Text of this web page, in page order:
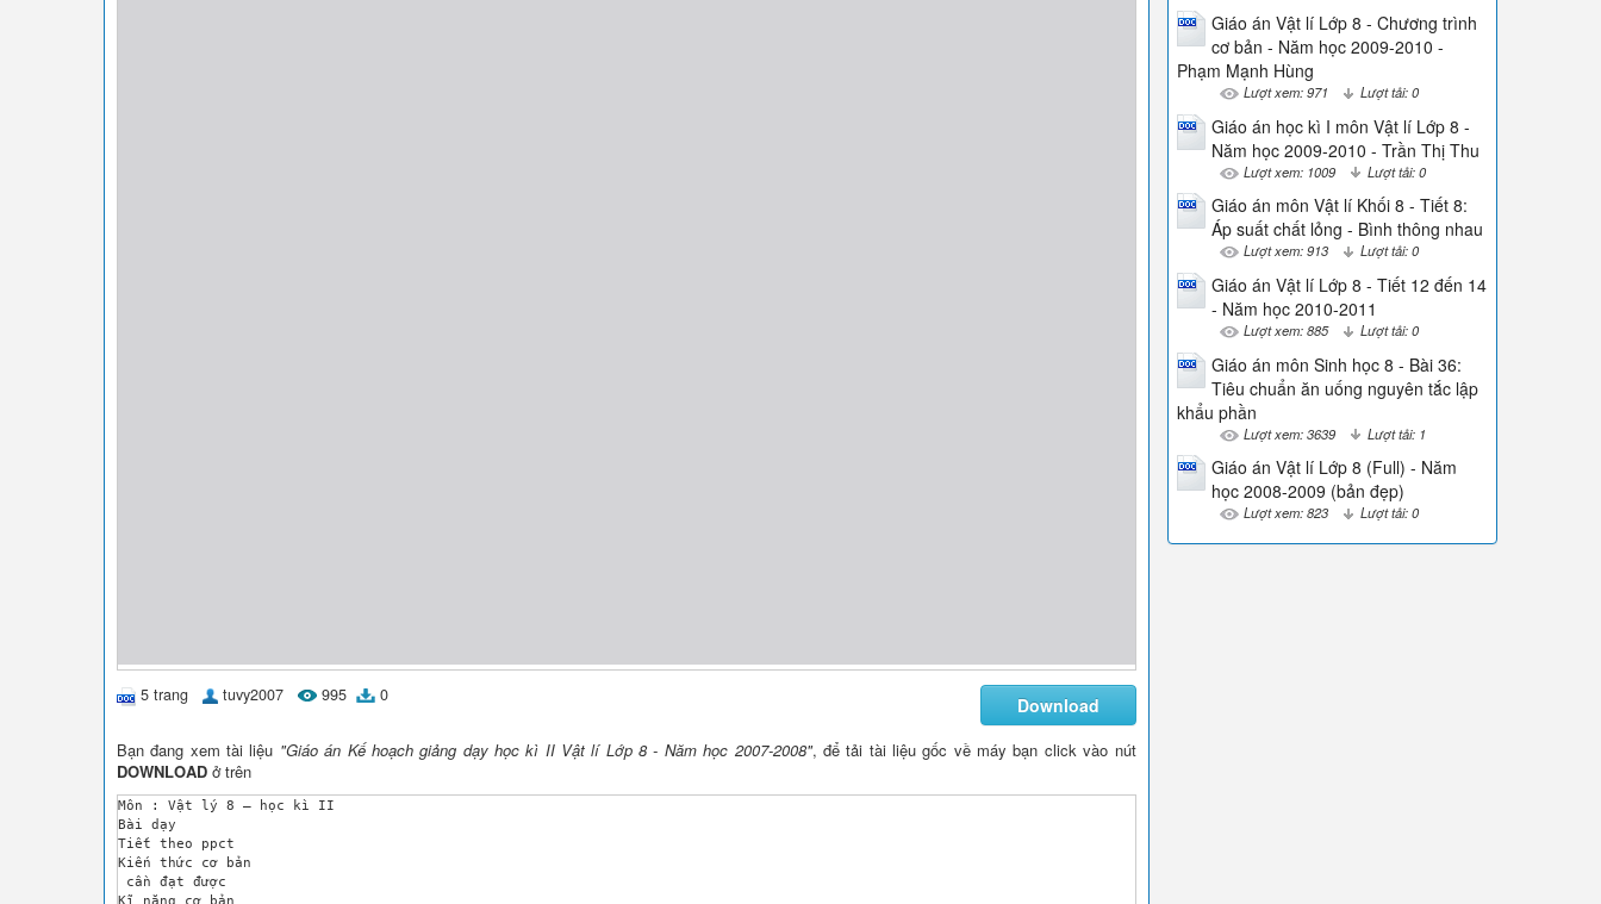
5 trang tuvy2007 995 0 Download
Bạn đang xem tài liệu "Giáo án Kế hoạch giảng dạy học kì II Vật lí Lớp 8 - Năm học 2007-2008", để tải tài liệu gốc về máy bạn click vào nút
DOWNLOAD ở trên
Môn : Vật lý 8 – học kì II
Bài dạy
Tiết theo ppct
Kiến thức cơ bản
cần đạt được
Kĩ năng cơ bản
Giáo án Vật lí Lớp 8 - Chương trình
cơ bản - Năm học 2009-2010 -
Phạm Mạnh Hùng
Lượt xem: 971 Lượt tải: 0
Giáo án học kì I môn Vật lí Lớp 8 -
Năm học 2009-2010 - Trần Thị Thu
Lượt xem: 1009 Lượt tải: 0
Giáo án môn Vật lí Khối 8 - Tiết 8:
Áp suất chất lỏng - Bình thông nhau
Lượt xem: 913 Lượt tải: 0
Giáo án Vật lí Lớp 8 - Tiết 12 đến 14
- Năm học 2010-2011
Lượt xem: 885 Lượt tải: 0
Giáo án môn Sinh học 8 - Bài 36:
Tiêu chuẩn ăn uống nguyên tắc lập
khẩu phần
Lượt xem: 3639 Lượt tải: 1
Giáo án Vật lí Lớp 8 (Full) - Năm
học 2008-2009 (bản đẹp)
Lượt xem: 823 Lượt tải: 0